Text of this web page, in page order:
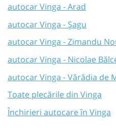
autocar Vinga - Arad
autocar Vinga - Șagu
autocar Vinga - Zimandu
autocar Vinga - Nicolae
autocar Vinga - Vărădia de
Toate plecările din Vinga
Închirieri autocare în Vinga